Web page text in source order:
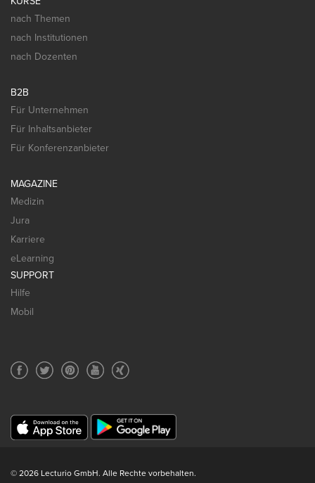
nach Themen
nach Institutionen
nach Dozenten
B2B
Für Unternehmen
Für Inhaltsanbieter
Für Konferenzanbieter
MAGAZINE
Medizin
Jura
Karriere
eLearning
SUPPORT
Hilfe
Mobil
© 2026 Lecturio GmbH. Alle Rechte vorbehalten.